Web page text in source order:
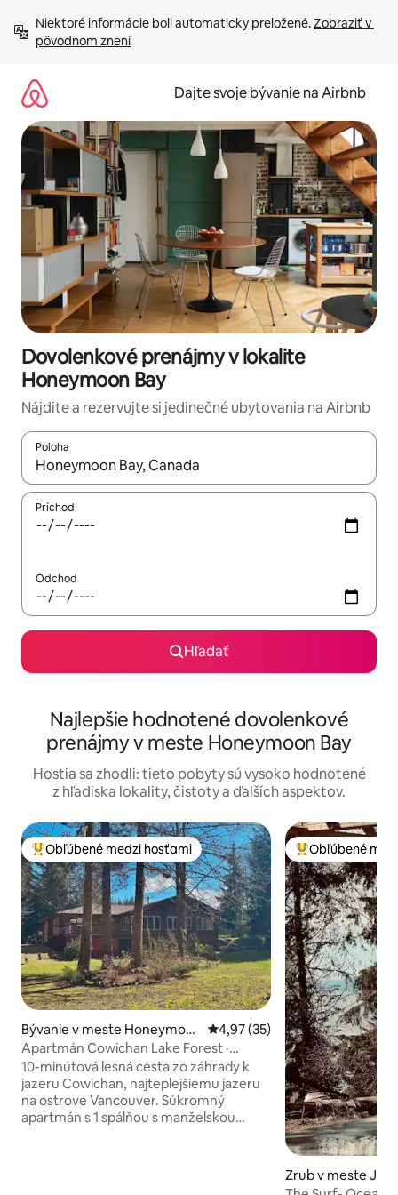
obsah.
Niektoré informácie boli automaticky preložené. Zobraziť v
pôvodnom znení
Dajte svoje bývanie na Airbnb
Dovolenkové prenájmy v lokalite
Honeymoon Bay
Nájdite a rezervujte si jedinečné ubytovania na Airbnb
Poloha
Keď budú výsledky k dispozícii, môžete si ich prechádzať
Príchod
Odchod
Hľadať
Najlepšie hodnotené dovolenkové
prenájmy v meste Honeymoon Bay
Hostia sa zhodli: tieto pobyty sú vysoko hodnotené
z hľadiska lokality, čistoty a ďalších aspektov.
Najobľúbenejšie medzi hosťami
Obľúbené medzi hosťami
Bývanie v meste Honeymoo
n Bay
Priemerné ohodnotenie 4,97
4,97 (35)
Apartmán Cowichan Lake Forest ·
Prechádzka k jazeru Warm Lake
10-minútová lesná cesta zo záhrady k
jazeru Cowichan, najteplejšiemu jazeru
na ostrove Vancouver. Súkromný
apartmán s 1 spálňou s manželskou
Najobľúbenejšie
Obľúbené
Zrub v meste